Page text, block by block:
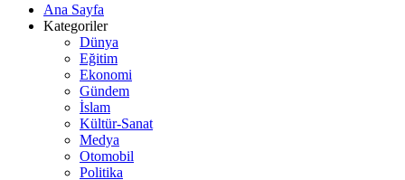
Ana Sayfa
Kategoriler
Dünya
Eğitim
Ekonomi
Gündem
İslam
Kültür-Sanat
Medya
Otomobil
Politika